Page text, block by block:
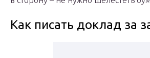
Как писать доклад за